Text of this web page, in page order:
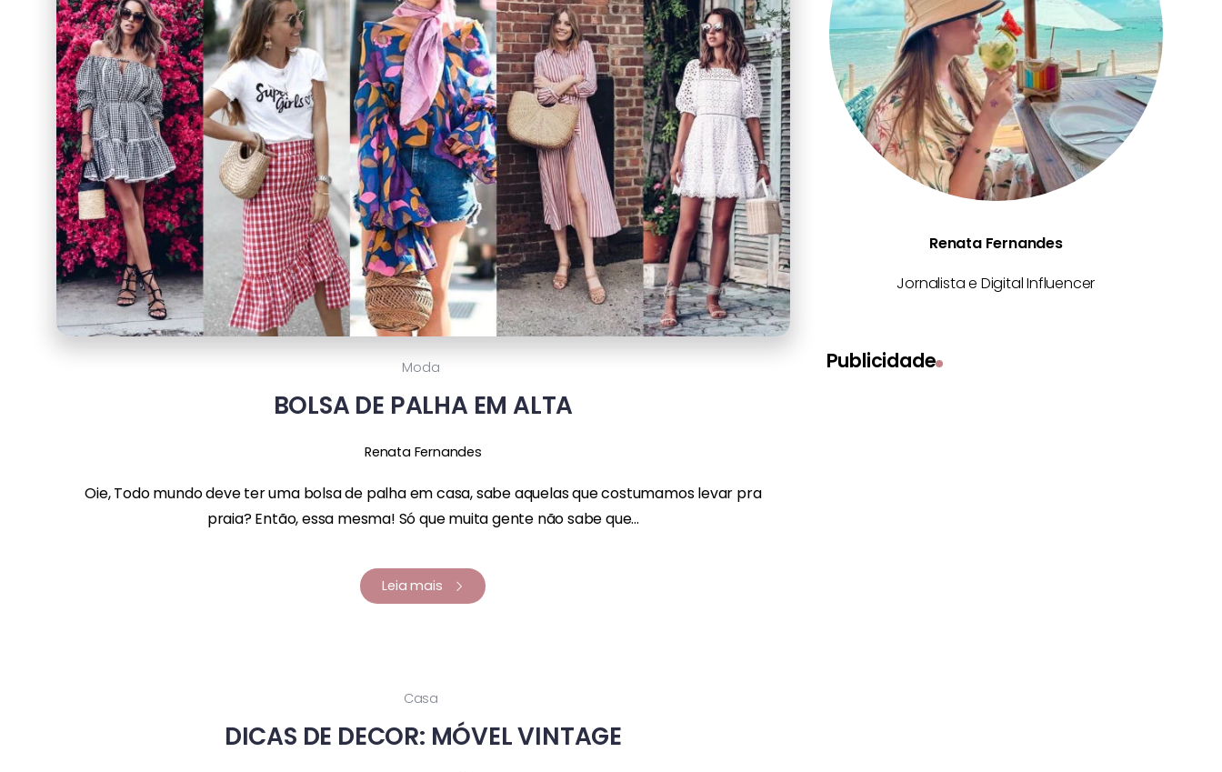
Moda
BOLSA DE PALHA EM ALTA
Renata Fernandes
Oie, Todo mundo deve ter uma bolsa de palha em casa, sabe aquelas que costumamos levar pra
praia? Então, essa mesma! Só que muita gente não sabe que...
Leia mais
Casa
DICAS DE DECOR: MÓVEL VINTAGE
Renata Fernandes
Jornalista e Digital Influencer
Publicidade